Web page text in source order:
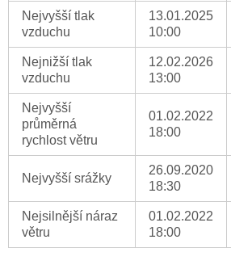
Nejvyšší tlak
vzduchu
13.01.2025
10:00
Nejnižší tlak
vzduchu
12.02.2026
13:00
Nejvyšší
průměrná
rychlost větru
01.02.2022
18:00
Nejvyšší srážky
26.09.2020
18:30
Nejsilnější náraz
větru
01.02.2022
18:00